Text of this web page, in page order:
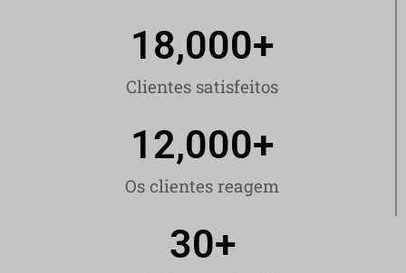
Clientes satisfeitos
18,000+
Os clientes reagem
12,000+
30+